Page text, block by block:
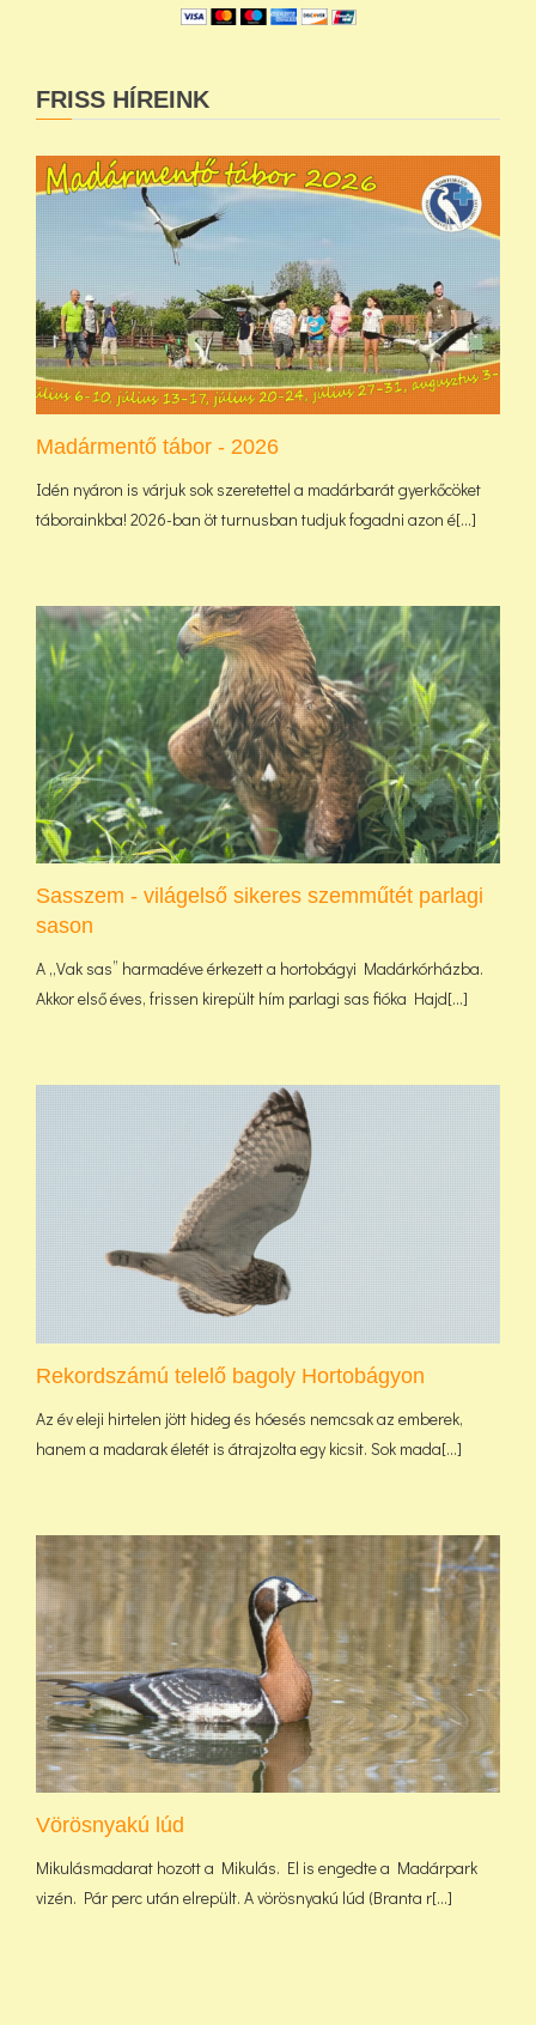
FRISS HÍREINK
Madármentő tábor - 2026
Idén nyáron is várjuk sok szeretettel a madárbarát gyerkőcöket
táborainkba! 2026-ban öt turnusban tudjuk fogadni azon é[...]
Sasszem - világelső sikeres szemműtét parlagi
sason
A „Vak sas” harmadéve érkezett a hortobágyi Madárkórházba.
Akkor első éves, frissen kirepült hím parlagi sas fióka Hajd[...]
Rekordszámú telelő bagoly Hortobágyon
Az év eleji hirtelen jött hideg és hóesés nemcsak az emberek,
hanem a madarak életét is átrajzolta egy kicsit. Sok mada[...]
Vörösnyakú lúd
Mikulásmadarat hozott a Mikulás. El is engedte a Madárpark
vizén. Pár perc után elrepült. A vörösnyakú lúd (Branta r[...]